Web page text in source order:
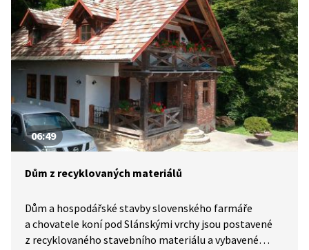
06:49
Dům z recyklovaných materiálů
Dům a hospodářské stavby slovenského farmáře
a chovatele koní pod Slánskými vrchy jsou postavené
z recyklovaného stavebního materiálu a vybavené